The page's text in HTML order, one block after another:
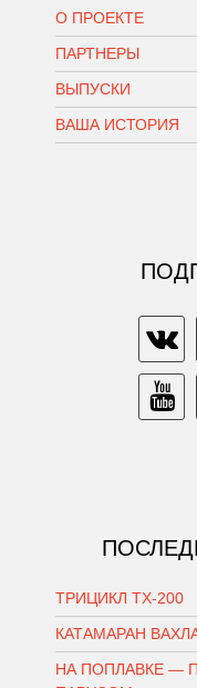
О ПРОЕКТЕ
ПАРТНЕРЫ
ВЫПУСКИ
ВАША ИСТОРИЯ
ТРИЦИКЛ ТХ-200
КАТАМАРАН
НА ПОПЛАВКЕ —